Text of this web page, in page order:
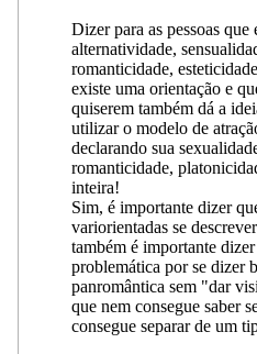
Dizer para as pessoas
alternatividade,
romanticidade,
existe uma orientação e
quiserem também dá a
utilizar o modelo de
declarando sua
romanticidade,
inteira!
Sim, é importante dizer
variorientadas se
também é importante
problemática por se dizer
panromântica sem "dar
que nem consegue saber
consegue separar de um